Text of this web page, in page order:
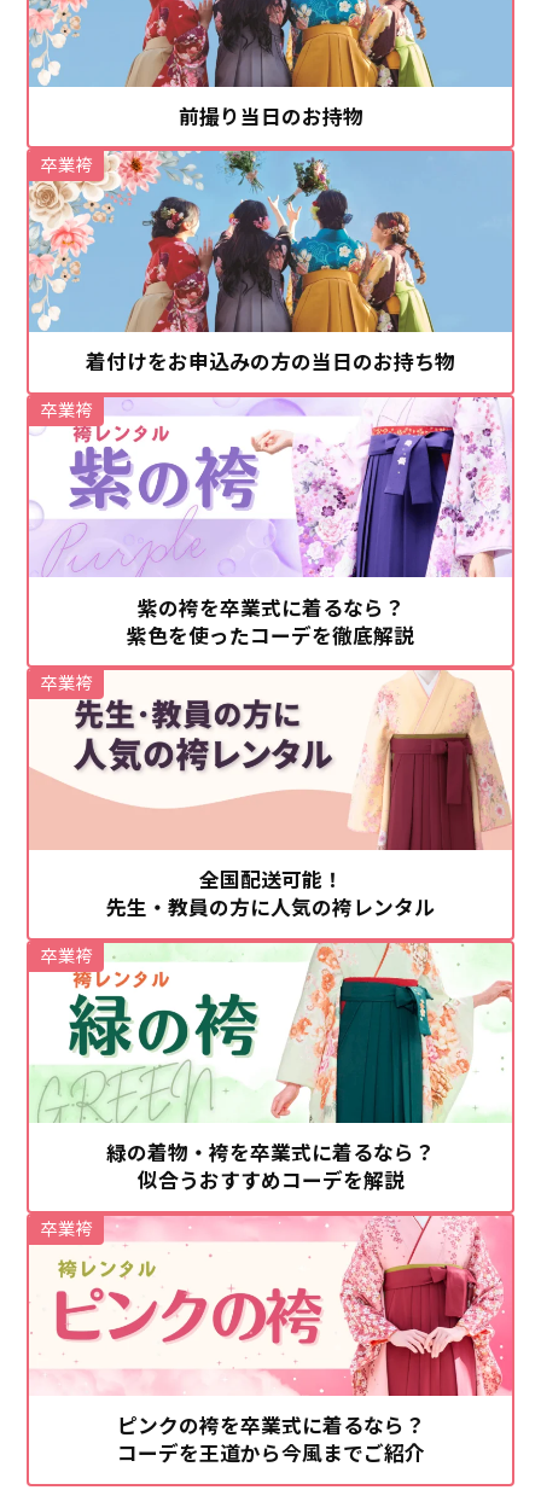
前撮り当日のお持物
着付けをお申込みの方の当日のお持ち物
卒業袴
紫の袴を卒業式に着るなら？
紫色を使ったコーデを徹底解説
卒業袴
全国配送可能！
先生・教員の方に人気の袴レンタル
卒業袴
緑の着物・袴を卒業式に着るなら？
似合うおすすめコーデを解説
卒業袴
ピンクの袴を卒業式に着るなら？
コーデを王道から今風までご紹介
卒業袴